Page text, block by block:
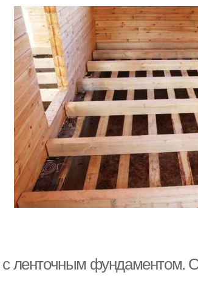
ленточным фундаментом.